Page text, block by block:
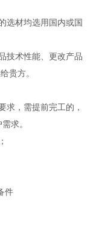
选材均选用国内或国
技术性能、更改产品
贵方。
求，需提前完工的，
求。
件